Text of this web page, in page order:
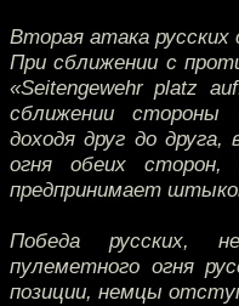
Вторая атака русских
При сближении с
«Seitengewehr platz
сближении
доходя друг до
огня обеих сторон,
предпринимает
Победа русских,
пулеметного огня
позиции, немцы